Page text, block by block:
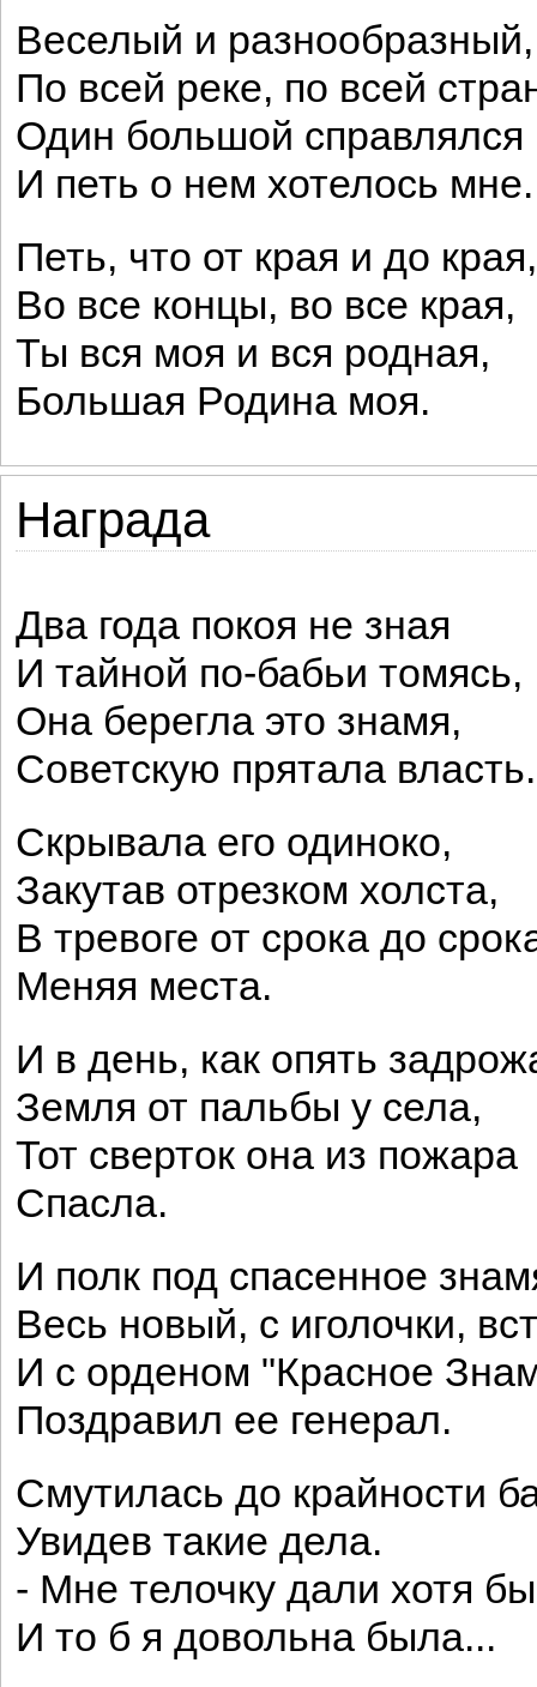
Веселый и разнообразный,
По всей реке, по всей
Один большой справлялся
И петь о нем хотелось мне.
Петь, что от края и до края,
Во все концы, во все края,
Ты вся моя и вся родная,
Большая Родина моя.
Награда
Два года покоя не зная
И тайной по-бабьи томясь,
Она берегла это знамя,
Советскую прятала власть.
Скрывала его одиноко,
Закутав отрезком холста,
В тревоге от срока до
Меняя места.
И в день, как опять
Земля от пальбы у села,
Тот сверток она из пожара
Спасла.
И полк под спасенное
Весь новый, с иголочки,
И с орденом "Красное
Поздравил ее генерал.
Смутилась до крайности
Увидев такие дела.
- Мне телочку дали хотя
И то б я довольна была...